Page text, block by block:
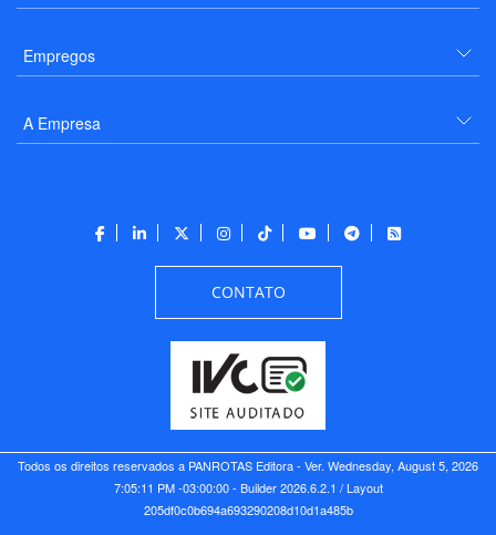
Empregos
A Empresa
CONTATO
Todos os direitos reservados a PANROTAS Editora - Ver. Wednesday, August 5, 2026
7:05:11 PM -03:00:00 - Builder 2026.6.2.1 / Layout
205df0c0b694a693290208d10d1a485b